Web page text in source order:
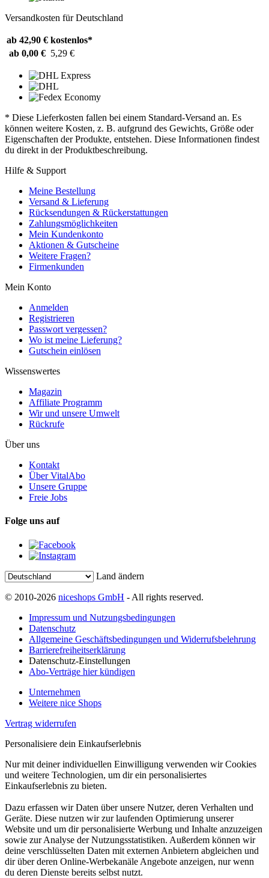
Versandkosten für Deutschland
ab 42,90 € kostenlos*
ab 0,00 € 5,29 €
* Diese Lieferkosten fallen bei einem Standard-Versand an. Es
können weitere Kosten, z. B. aufgrund des Gewichts, Größe oder
Eigenschaften der Produkte, entstehen. Diese Informationen findest
du direkt in der Produktbeschreibung.
Hilfe & Support
Meine Bestellung
Versand & Lieferung
Rücksendungen & Rückerstattungen
Zahlungsmöglichkeiten
Mein Kundenkonto
Aktionen & Gutscheine
Weitere Fragen?
Firmenkunden
Mein Konto
Anmelden
Registrieren
Passwort vergessen?
Wo ist meine Lieferung?
Gutschein einlösen
Wissenswertes
Magazin
Affiliate Programm
Wir und unsere Umwelt
Rückrufe
Über uns
Kontakt
Über VitalAbo
Unsere Gruppe
Freie Jobs
Folge uns auf
Land ändern
© 2010-2026 niceshops GmbH - All rights reserved.
Impressum und Nutzungsbedingungen
Datenschutz
Allgemeine Geschäftsbedingungen und Widerrufsbelehrung
Barrierefreiheitserklärung
Datenschutz-Einstellungen
Abo-Verträge hier kündigen
Unternehmen
Weitere nice Shops
Vertrag widerrufen
Personalisiere dein Einkaufserlebnis
Nur mit deiner individuellen Einwilligung verwenden wir Cookies
und weitere Technologien, um dir ein personalisiertes
Einkaufserlebnis zu bieten.
Dazu erfassen wir Daten über unsere Nutzer, deren Verhalten und
Geräte. Diese nutzen wir zur laufenden Optimierung unserer
Website und um dir personalisierte Werbung und Inhalte anzuzeigen
sowie zur Analyse der Nutzungsstatistiken. Außerdem können wir
deine verschlüsselten Daten mit externen Anbietern abgleichen und
dir über deren Online-Werbekanäle Angebote anzeigen, nur wenn
du deren Dienste bereits selbst nutzt.